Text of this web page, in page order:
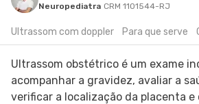
BEM-ESTAR
Neuropediatra CRM 1101544-RJ
Ultrassom com doppler Para que serve
Ultrassom obstétrico é um exame
acompanhar a gravidez, avaliar a
verificar a localização da placenta e